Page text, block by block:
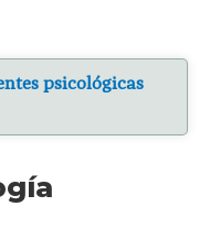
psicológicas